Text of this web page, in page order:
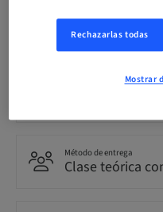
Idioma
Alemán
Método de entrega
Clase teórica
Rechazarlas todas
Mostrar